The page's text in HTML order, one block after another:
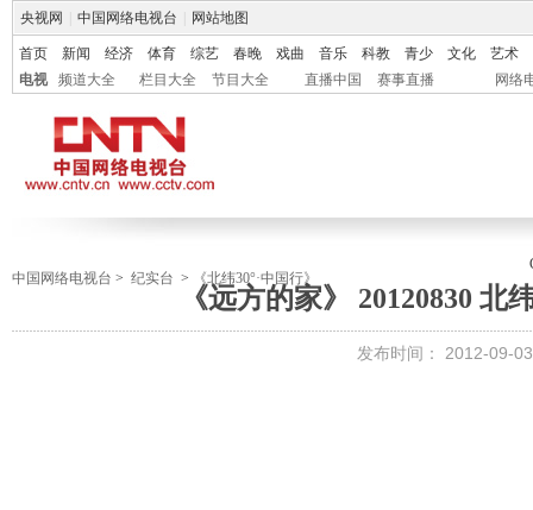
央视网 中国网络电视台 网站地图
首页 新闻 经济 体育 综艺 春晚 戏曲 音乐 科教 青少 文化
艺术
电视
频道大全 栏目大全 节目大全 直播中国 赛事直播 网络
中国网络电视台 > 纪实台 > 《北纬30°·中国行》
《远方的家》 20120830 北
发布时间： 2012-09-